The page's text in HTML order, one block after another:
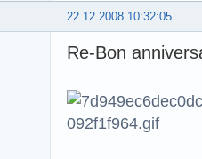
22.12.2008 10:32:05
Re-Bon